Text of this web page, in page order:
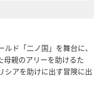
ド「二ノ国」を舞台に、
母親のアリーを助けるた
シアを助けに出す冒険に出